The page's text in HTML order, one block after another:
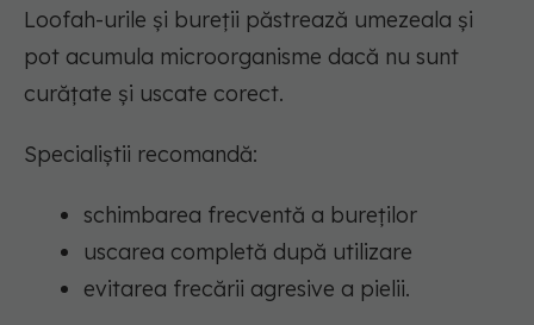
Loofah-urile și bureții păstrează umezeala și
pot acumula microorganisme dacă nu sunt
curățate și uscate corect.
Specialiștii recomandă:
schimbarea frecventă a bureților
uscarea completă după utilizare
evitarea frecării agresive a pielii.